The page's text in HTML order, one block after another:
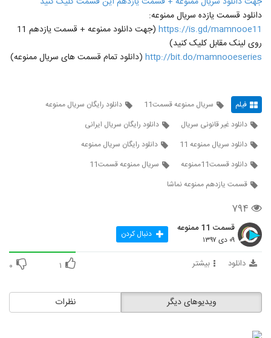
دانلود قسمت یازده سریال ممنوعه:
https://is.gd/mamnooe11
(جهت دانلود ممنوعه + قسمت یازدهم 11
روی لینک مقابل کلیک کنید)
http://bit.do/mamnooeseries (دانلود تمام قسمت های سریال ممنوعه)
فیلم سريال ممنوعه قسمت11
دانلود رایگان سریال ممنوعه
دانلود غیر قانونی سریال
دانلود رایگان سریال ایرانی
دانلود سریال ممنوعه 11
دانلود رایگان سریال ممنوعه
دانلود قسمت11ممنوعه
سريال ممنوعه قسمت11
قسمت یازدهم ممنوعه نماشا
۷۹۴
قسمت 11 ممنوعه
۰۹ دی ۱۳۹۷ دنبال کردن
دانلود بیشتر ۱ ۰
نظرات ویدیوهای دیگر